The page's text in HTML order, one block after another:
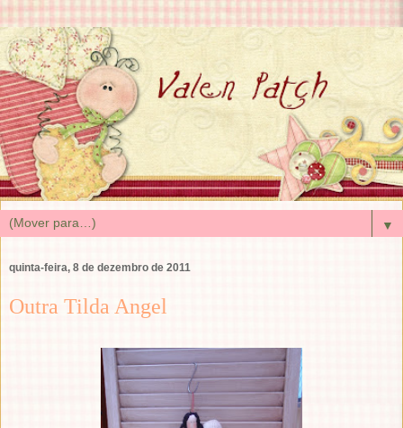
▼
quinta-feira, 8 de dezembro de 2011
Outra Tilda Angel